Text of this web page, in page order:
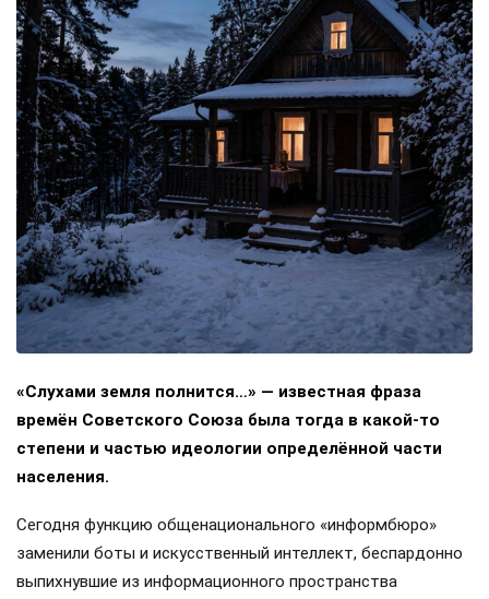
«Слухами земля полнится…» — известная фраза
времён Советского Союза была тогда в какой-то
степени и частью идеологии определённой части
населения.
Сегодня функцию общенационального «информбюро»
заменили боты и искусственный интеллект, беспардонно
выпихнувшие из информационного пространства